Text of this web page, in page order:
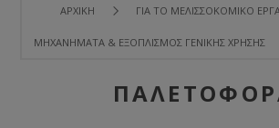
ΑΡΧΙΚΉ ΓΙΑ ΤΟ ΜΕΛΙΣΣΟΚΟΜΙΚΌ
ΜΗΧΑΝΉΜΑΤΑ & ΕΞΟΠΛΙΣΜΌΣ ΓΕΝΙΚΉΣ ΧΡΉΣΗΣ